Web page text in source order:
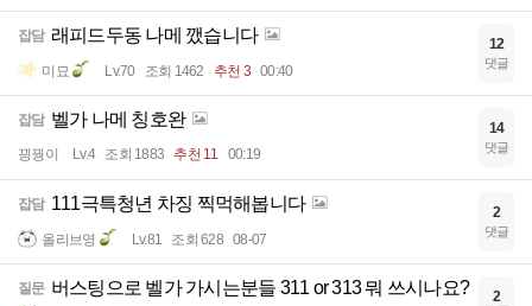
잡담 래피드두동 나메 깼습니다
미묘 Lv.70 조회 1462 추천 3 00:40
12
댓글
잡담 벨가 나메 칭호완
끵꿩이 Lv.4 조회 1883 추천 11 00:19
14
댓글
잡담 111극특청년 차징 찍먹해봅니다
올리브영 Lv.81 조회 628 08-07
2
댓글
질문 버스팅으로 벨가 가시는분들 311 or 313 뭐 쓰시나요? 2